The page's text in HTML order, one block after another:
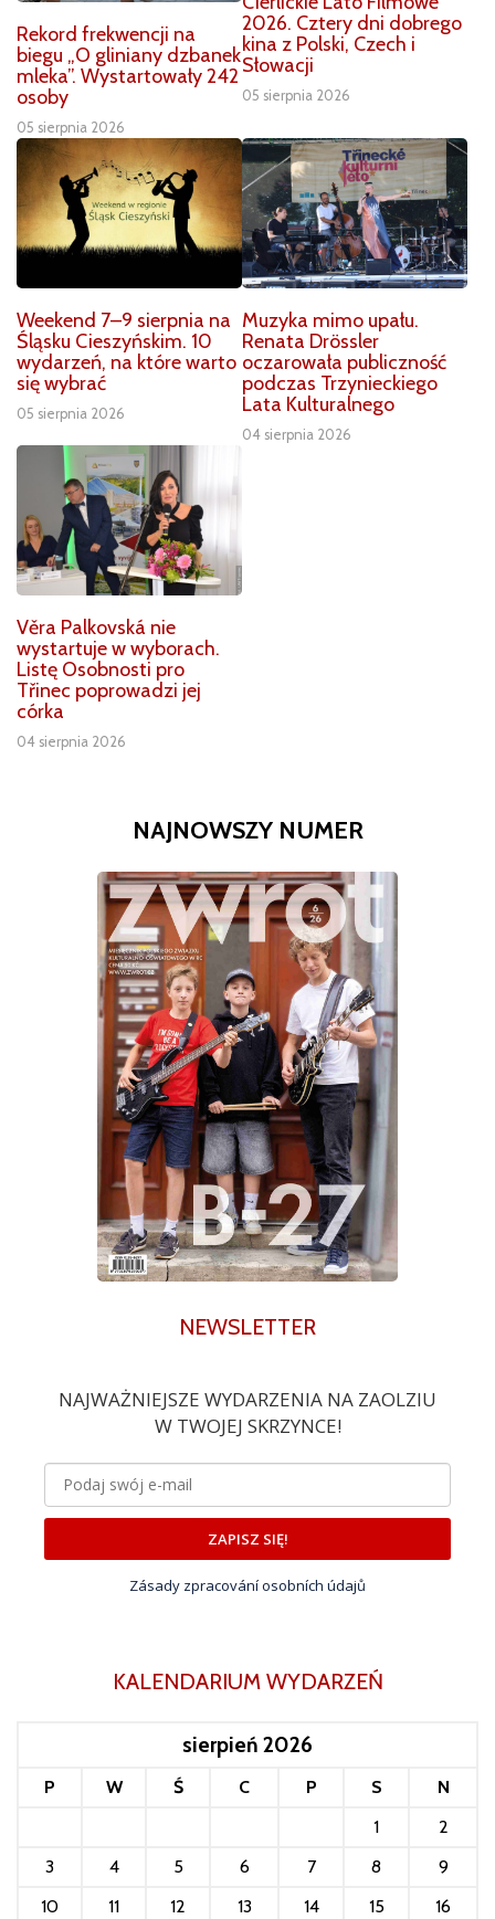
Rekord frekwencji na
biegu „O gliniany dzbanek
mleka”. Wystartowały 242
osoby
05 sierpnia 2026
2026. Cztery dni dobrego
kina z Polski, Czech i
Słowacji
05 sierpnia 2026
Weekend 7–9 sierpnia na
Śląsku Cieszyńskim. 10
wydarzeń, na które warto
się wybrać
05 sierpnia 2026
Muzyka mimo upału.
Renata Drössler
oczarowała publiczność
podczas Trzynieckiego
Lata Kulturalnego
04 sierpnia 2026
Věra Palkovská nie
wystartuje w wyborach.
Listę Osobnosti pro
Třinec poprowadzi jej
córka
04 sierpnia 2026
NAJNOWSZY NUMER
NEWSLETTER
NAJWAŻNIEJSZE WYDARZENIA NA ZAOLZIU
W TWOJEJ SKRZYNCE!
ZAPISZ SIĘ!
Zásady zpracování osobních údajů
KALENDARIUM WYDARZEŃ
sierpień 2026
P W Ś C P S
N
1
2
3
4 5 6 7 8
9
10
11 12 13 14 15
16